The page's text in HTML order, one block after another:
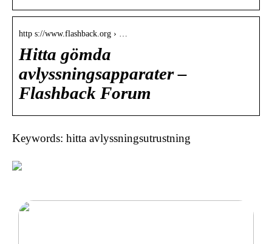
http s://www.flashback.org › …
Hitta gömda
avlyssningsapparater –
Flashback Forum
Keywords: hitta avlyssningsutrustning